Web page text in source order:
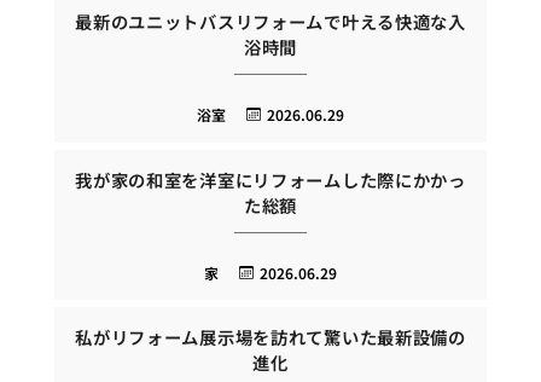
最新のユニットバスリフォームで叶える快適な入
浴時間
2026.06.29
浴室
我が家の和室を洋室にリフォームした際にかかっ
た総額
2026.06.29
家
私がリフォーム展示場を訪れて驚いた最新設備の
進化